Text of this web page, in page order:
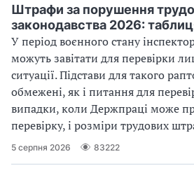
Штрафи за порушення
законодавства 2026:
У період воєнного стану
можуть завітати для перевірки
ситуації. Підстави для такого
обмежені, як і питання для
випадки, коли Держпраці може
перевірку, і розміри трудових
5 серпня 2026 83222